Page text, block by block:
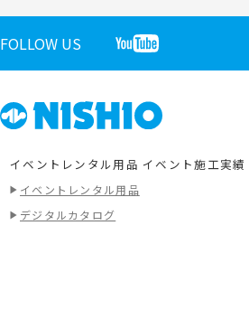
FOLLOW US
イベントレンタル用品
イベントレンタル用品
デジタルカタログ
イベント施工実績